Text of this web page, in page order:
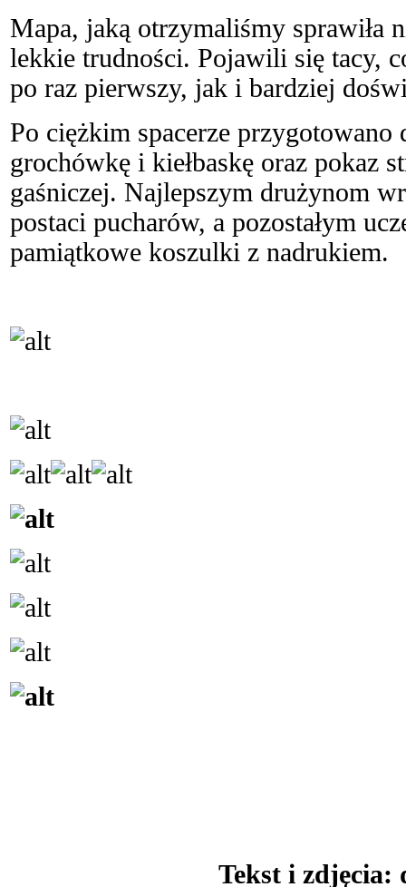
Mapa, jaką otrzymaliśmy sprawiła
lekkie trudności. Pojawili się tacy,
po raz pierwszy, jak i bardziej
Po ciężkim spacerze przygotowano
grochówkę i kiełbaskę oraz pokaz
gaśniczej. Najlepszym drużynom
postaci pucharów, a pozostałym
pamiątkowe koszulki z nadrukiem.
Tekst i zdjęcia: